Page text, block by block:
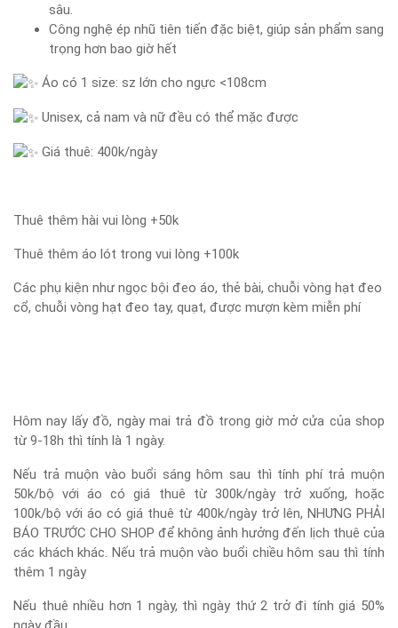
sâu.
Công nghệ ép nhũ tiên tiến đặc biệt, giúp sản phẩm sang
trọng hơn bao giờ hết
Áo có 1 size: sz lớn cho ngực <108cm
Unisex, cả nam và nữ đều có thể mặc được
Giá thuê: 400k/ngày
Thuê thêm hài vui lòng +50k
Thuê thêm áo lót trong vui lòng +100k
Các phụ kiện như ngọc bội đeo áo, thẻ bài, chuỗi vòng hạt đeo
cổ, chuỗi vòng hạt đeo tay, quạt, được mượn kèm miễn phí
Hôm nay lấy đồ, ngày mai trả đồ trong giờ mở cửa của shop
từ 9-18h thì tính là 1 ngày.
Nếu trả muộn vào buổi sáng hôm sau thì tính phí trả muộn
50k/bộ với áo có giá thuê từ 300k/ngày trở xuống, hoặc
100k/bộ với áo có giá thuê từ 400k/ngày trở lên, NHƯNG PHẢI
BÁO TRƯỚC CHO SHOP để không ảnh hưởng đến lịch thuê của
các khách khác. Nếu trả muộn vào buổi chiều hôm sau thì tính
thêm 1 ngày
Nếu thuê nhiều hơn 1 ngày, thì ngày thứ 2 trở đi tính giá 50%